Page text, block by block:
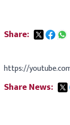
Share:
https://
Share News: